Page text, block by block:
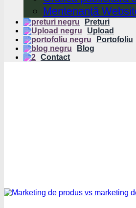
Mentenanță
Prețuri
Upload
Portofoliu
Blog
Contact